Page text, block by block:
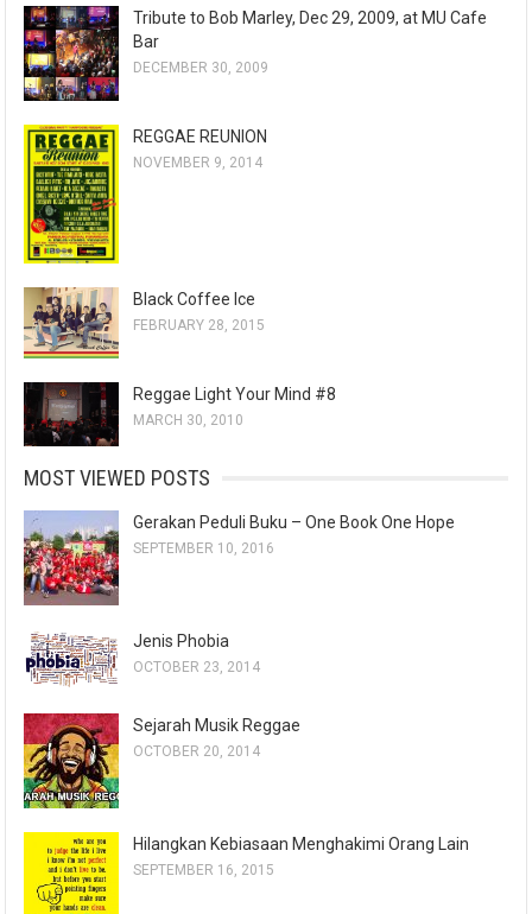
Tribute to Bob Marley, Dec 29, 2009, at MU Cafe
Bar
DECEMBER 30, 2009
REGGAE REUNION
NOVEMBER 9, 2014
Black Coffee Ice
FEBRUARY 28, 2015
Reggae Light Your Mind #8
MARCH 30, 2010
MOST VIEWED POSTS
Gerakan Peduli Buku – One Book One Hope
SEPTEMBER 10, 2016
Jenis Phobia
OCTOBER 23, 2014
Sejarah Musik Reggae
OCTOBER 20, 2014
Hilangkan Kebiasaan Menghakimi Orang Lain
SEPTEMBER 16, 2015